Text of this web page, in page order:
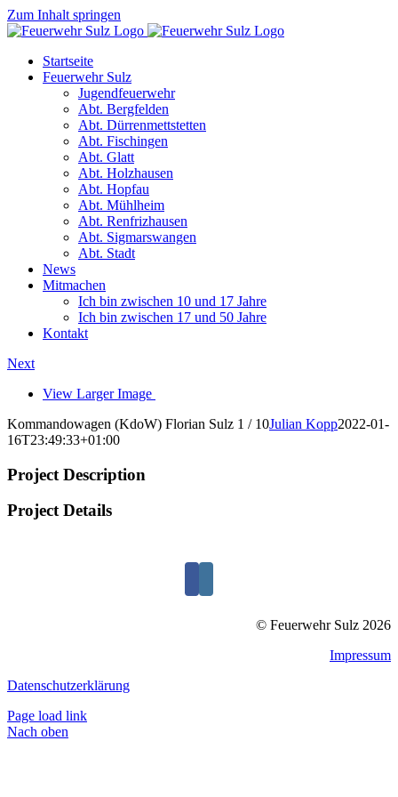
Zum Inhalt springen
Startseite
Feuerwehr Sulz
Jugendfeuerwehr
Abt. Bergfelden
Abt. Dürrenmettstetten
Abt. Fischingen
Abt. Glatt
Abt. Holzhausen
Abt. Hopfau
Abt. Mühlheim
Abt. Renfrizhausen
Abt. Sigmarswangen
Abt. Stadt
News
Mitmachen
Ich bin zwischen 10 und 17 Jahre
Ich bin zwischen 17 und 50 Jahre
Kontakt
Next
View Larger Image
Kommandowagen (KdoW) Florian Sulz 1 / 10Julian Kopp2022-01-
16T23:49:33+01:00
Project Description
Project Details
© Feuerwehr Sulz 2026
Impressum
Datenschutzerklärung
Page load link
Nach oben